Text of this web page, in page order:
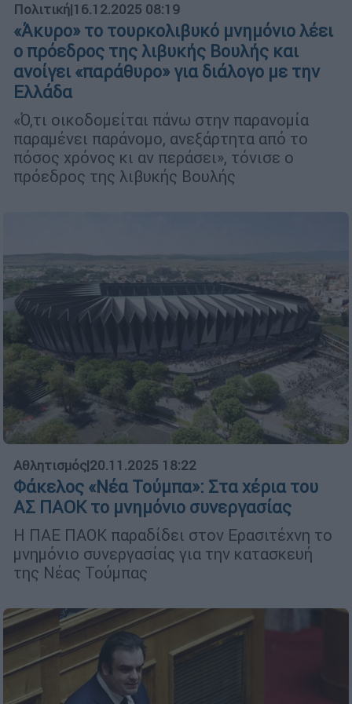
Πολιτική|16.12.2025 08:19
«Άκυρο» το τουρκολιβυκό μνημόνιο λέει
ο πρόεδρος της λιβυκής Βουλής και
ανοίγει «παράθυρο» για διάλογο με την
Ελλάδα
«Ό,τι οικοδομείται πάνω στην παρανομία
παραμένει παράνομο, ανεξάρτητα από το
πόσος χρόνος κι αν περάσει», τόνισε ο
πρόεδρος της λιβυκής Βουλής
Αθλητισμός|20.11.2025 18:22
Φάκελος «Νέα Τούμπα»: Στα χέρια του
ΑΣ ΠΑΟΚ το μνημόνιο συνεργασίας
H ΠΑΕ ΠΑΟΚ παραδίδει στον Ερασιτέχνη το
μνημόνιο συνεργασίας για την κατασκευή
της Νέας Τούμπας